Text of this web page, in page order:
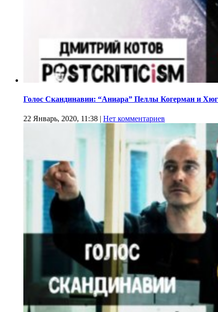
Голос Скандинавии: “Аниара” Пеллы Когерман и
22 Январь, 2020, 11:38 | Нет комментариев